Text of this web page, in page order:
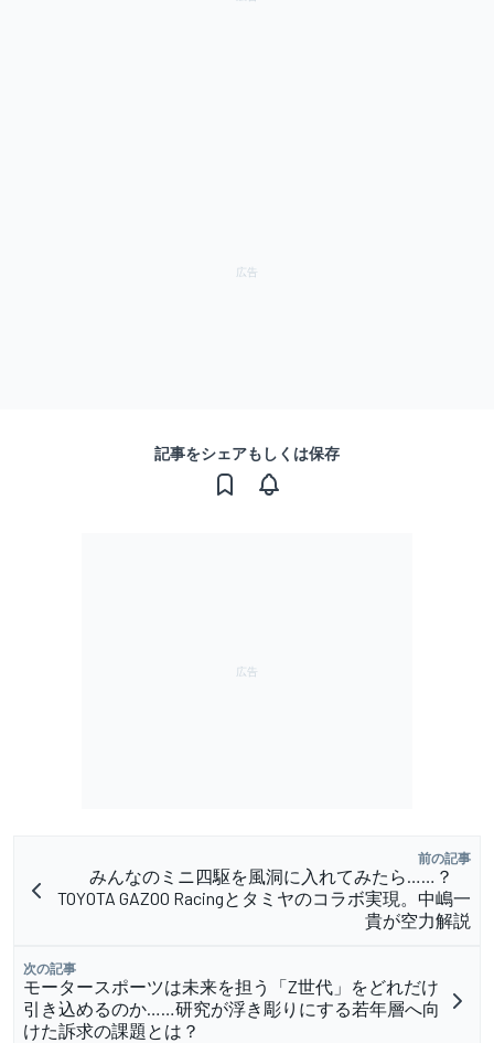
記事をシェアもしくは保存
前の記事
みんなのミニ四駆を風洞に入れてみたら……？
TOYOTA GAZOO Racingとタミヤのコラボ実現。中嶋一
貴が空力解説
次の記事
モータースポーツは未来を担う「Z世代」をどれだけ
引き込めるのか……研究が浮き彫りにする若年層へ向
けた訴求の課題とは？